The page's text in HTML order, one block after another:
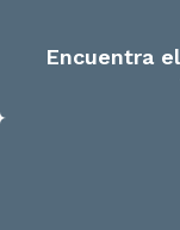
Encuentra